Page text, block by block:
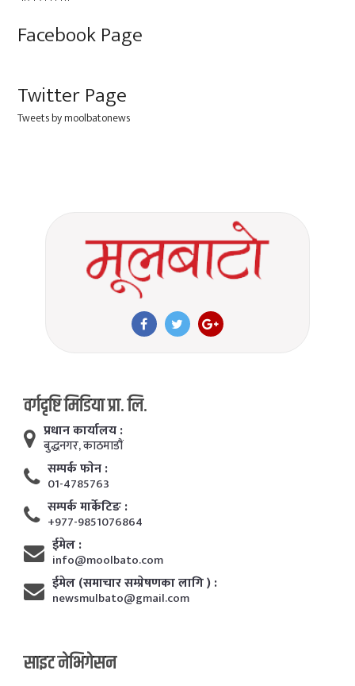
Facebook Page
Twitter Page
Tweets by moolbatonews
वर्गदृष्टि मिडिया प्रा. लि.
प्रधान कार्यालय :
बुद्धनगर, काठमाडाैं
सम्पर्क फाेन :
01-4785763
सम्पर्क मार्केटिङ :
+977-9851076864
ईमेल :
info@moolbato.com
ईमेल (समाचार सम्प्रेषणका लागि ) :
newsmulbato@gmail.com
साइट नेभिगेसन